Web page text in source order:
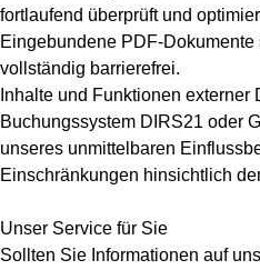
fortlaufend überprüft und
Eingebundene PDF-
vollständig barrierefrei.
Inhalte und Funktionen
Buchungssystem DIRS21 oder
unseres unmittelbaren
Einschränkungen hinsichtlich
Unser Service für Sie
Sollten Sie Informationen auf